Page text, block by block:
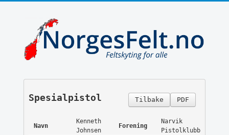
PDF
Tilbake
Spesialpistol
Navn
Kenneth
Johnsen
Forening
Narvik
Pistolklubb